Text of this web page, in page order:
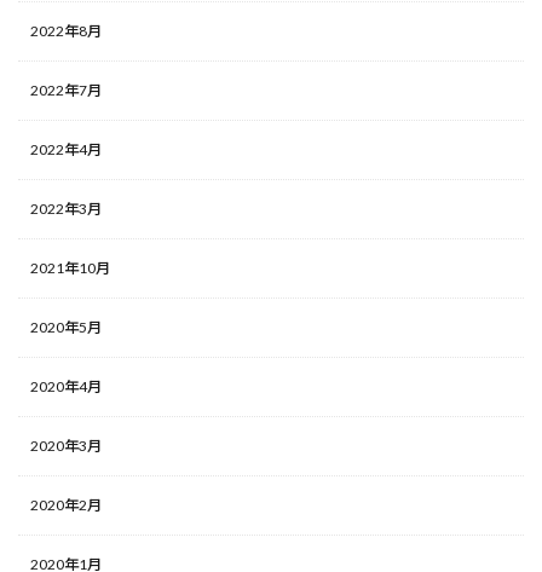
2022年8月
2022年7月
2022年4月
2022年3月
2021年10月
2020年5月
2020年4月
2020年3月
2020年2月
2020年1月